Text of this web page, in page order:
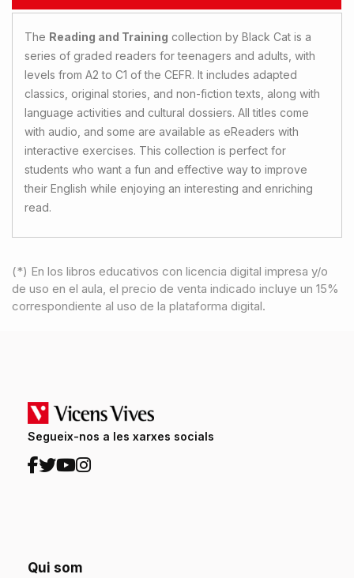
The Reading and Training collection by Black Cat is a
series of graded readers for teenagers and adults, with
levels from A2 to C1 of the CEFR. It includes adapted
classics, original stories, and non-fiction texts, along with
language activities and cultural dossiers. All titles come
with audio, and some are available as eReaders with
interactive exercises. This collection is perfect for
students who want a fun and effective way to improve
their English while enjoying an interesting and enriching
read.
(*) En los libros educativos con licencia digital impresa y/o
de uso en el aula, el precio de venta indicado incluye un 15%
correspondiente al uso de la plataforma digital.
Segueix-nos a les xarxes socials
Qui som